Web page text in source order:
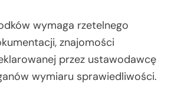
wymaga rzetelnego
znajomości
przez ustawodawcę
wymiaru sprawiedliwości.